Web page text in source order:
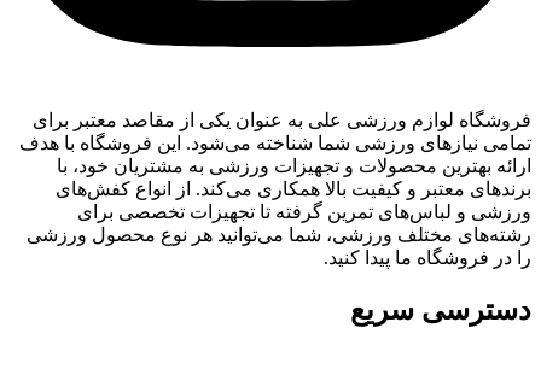
فروشگاه لوازم ورزشی علی به عنوان یکی از مقاصد معتبر برای
تمامی نیازهای ورزشی شما شناخته می‌شود. این فروشگاه با هدف
ارائه بهترین محصولات و تجهیزات ورزشی به مشتریان خود، با
برندهای معتبر و کیفیت بالا همکاری می‌کند. از انواع کفش‌های
ورزشی و لباس‌های تمرین گرفته تا تجهیزات تخصصی برای
رشته‌های مختلف ورزشی، شما می‌توانید هر نوع محصول ورزشی
را در فروشگاه ما پیدا کنید.
دسترسی سریع